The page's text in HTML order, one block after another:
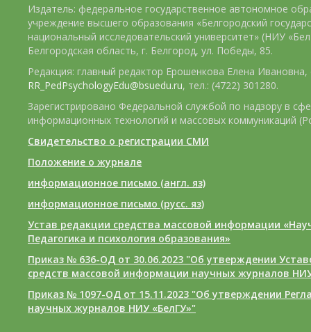
Издатель: федеральное государственное автономное
учреждение высшего образования «Белгородский
национальный исследовательский университет» (НИУ
Белгородская область, г. Белгород, ул. Победы, 85.
Редакция: главный редактор Ерошенкова Елена Ивановна,
RR_PedPsychologyEdu@bsuedu.ru, тел.: (4722) 301280.
Зарегистрировано Федеральной службой по надзору в
информационных технологий и массовых коммуникаций
Свидетельство о регистрации СМИ
Положение о журнале
информационное письмо (англ. яз)
информационное письмо (русс. яз)
Устав редакции средства массовой информации
Педагогика и психология образования»
Приказ № 636-ОД от 30.06.2023 "Об утверждении
средств массовой информации научных журналов
Приказ № 1097-ОД от 15.11.2023 "Об утверждении
научных журналов НИУ «БелГУ»"